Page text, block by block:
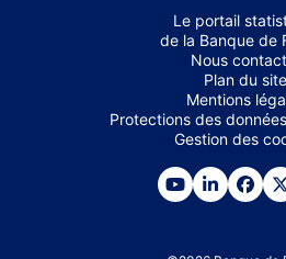
Le portail
de la Banque de
Nous
Plan du site
Mentions
Protections des
Gestion des